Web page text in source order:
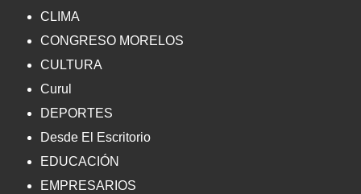
CLIMA
CONGRESO MORELOS
CULTURA
Curul
DEPORTES
Desde El Escritorio
EDUCACIÓN
EMPRESARIOS